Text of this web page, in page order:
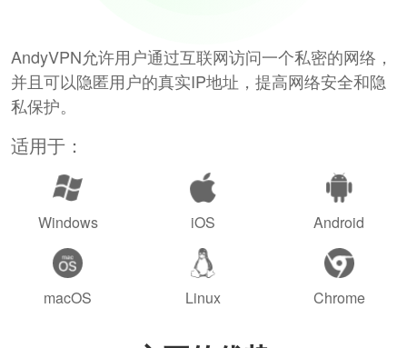
AndyVPN允许用户通过互联网访问一个私密的网络，
并且可以隐匿用户的真实IP地址，提高网络安全和隐
私保护。
适用于：
Windows iOS Android
macOS Linux Chrome